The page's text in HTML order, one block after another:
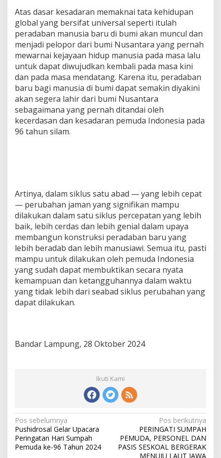
Atas dasar kesadaran memaknai tata kehidupan
global yang bersifat universal seperti itulah
peradaban manusia baru di bumi akan muncul dan
menjadi pelopor dari bumi Nusantara yang pernah
mewarnai kejayaan hidup manusia pada masa lalu
untuk dapat diwujudkan kembali pada masa kini
dan pada masa mendatang. Karena itu, peradaban
baru bagi manusia di bumi dapat semakin diyakini
akan segera lahir dari bumi Nusantara
sebagaimana yang pernah ditandai oleh
kecerdasan dan kesadaran pemuda Indonesia pada
96 tahun silam.
Artinya, dalam siklus satu abad — yang lebih cepat
— perubahan jaman yang signifikan mampu
dilakukan dalam satu siklus percepatan yang lebih
baik, lebih cerdas dan lebih genial dalam upaya
membangun konstruksi peradaban baru yang
lebih beradab dan lebih manusiawi. Semua itu, pasti
mampu untuk dilakukan oleh pemuda Indonesia
yang sudah dapat membuktikan secara nyata
kemampuan dan ketangguhannya dalam waktu
yang tidak lebih dari seabad siklus perubahan yang
dapat dilakukan.
Bandar Lampung, 28 Oktober 2024
Ikuti Kami
N
a
v
Pos sebelumnya
Pushidrosal Gelar Upacara
Peringatan Hari Sumpah
Pemuda ke-96 Tahun 2024
Pos berikutnya
PERINGATI SUMPAH
PEMUDA, PERSONEL DAN
PASIS SESKOAL BERGERAK
MENUJU LAUT JAWA